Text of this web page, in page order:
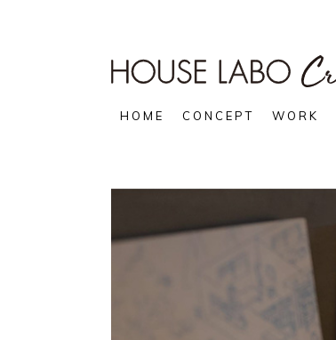
HOME CONCEPT WORK